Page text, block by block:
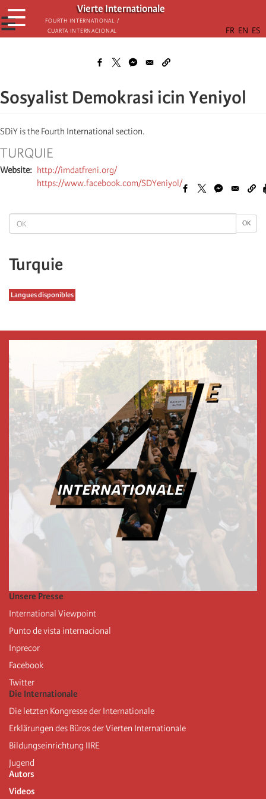
Skip
to
main
Vierte Internationale
Fourth International /
Cuarta Internacional
☰
☰
OK OK
Turquie
Langues disponibles
Sosyalist Demokrasi icin Yeniyol
SDiY is the Fourth International section.
TURQUIE
Website
http://imdatfreni.org/
https://www.facebook.com/SDYeniyol/
Unsere Presse
International Viewpoint
Punto de vista internacional
Inprecor
Facebook
Twitter
Die Internationale
Die letzten Kongresse der Internationale
Erklärungen des Büros der Vierten Internationale
Bildungseinrichtung IIRE
Jugend
Autors
Videos